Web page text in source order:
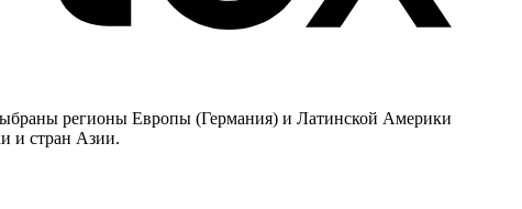
регионы Европы (Германия) и Латинской Америки
и стран Азии.